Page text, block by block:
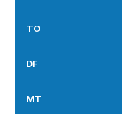
TO
DF
MT